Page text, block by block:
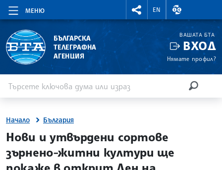
МЕНЮ
RIGHTMENU.SOCIAL
EN
ВАЛУТНИ
БЪЛГАРСКА
ТЕЛЕГРАФНА
АГЕНЦИЯ
ВАШАТА БТА
ВХОД
Нямате профил?
Начало България
site.bta
Нови и утвърдени сортове
зърнено-житни култури ще